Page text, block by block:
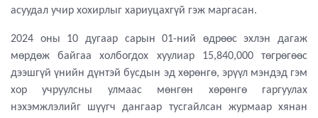
асуудал учир хохирлыг хариуцахгүй гэж маргасан.
2024 оны 10 дугаар сарын 01-ний өдрөөс эхлэн дагаж
мөрдөж байгаа холбогдох хуулиар 15,840,000 төгрөгөөс
дээшгүй үнийн дүнтэй бусдын эд хөрөнгө, эрүүл мэндэд гэм
хор учруулсны улмаас мөнгөн хөрөнгө гаргуулах
нэхэмжлэлийг шүүгч дангаар тусгайлсан журмаар хянан